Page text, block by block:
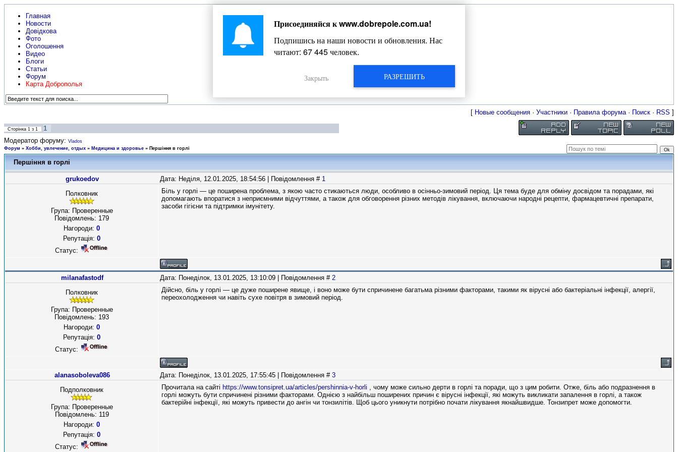
Главная
Новости
Довідкова
Фото
Оголошення
Видео
Блоги
Статьи
Форум
Карта Доброполья
Жизнь Добропольского края
[ Новые сообщения · Участники · Правила форума· Поиск · RSS ]
Сторінка 1 з 1
1
Модератор форуму: Vlados
Форум » Хобби, увлечение, отдых » Медицина и здоровье » Першіння в горлі
Першіння в горлі
grukoedov Дата: Неділя, 12.01.2025, 18:54:56 | Повідомлення # 1
Полковник
Група: Проверенные
Повідомлень: 179
Нагороди: 0
Репутація: 0
Статус:
Біль у горлі — це поширена проблема, з якою часто стикаються люди, особливо в осінньо-зимовий період. Ця тема буде для обміну досвідом та порадами, які
допомагають впоратися з неприємними відчуттями, а також для обговорення різних методів лікування, включаючи народні рецепти, фармацевтичні препарати,
засоби гігієни та підтримки імунітету.
milanafastodf Дата: Понеділок, 13.01.2025, 13:10:09 | Повідомлення # 2
Полковник
Група: Проверенные
Повідомлень: 193
Нагороди: 0
Репутація: 0
Статус:
Дійсно, біль у горлі — це дуже поширене явище, і воно може бути спричинене багатьма різними факторами, такими як вірусні або бактеріальні інфекції, алергії,
переохолодження чи навіть сухе повітря в зимовий період.
alanasoboleva086 Дата: Понеділок, 13.01.2025, 17:55:45 | Повідомлення # 3
Подполковник
Група: Проверенные
Повідомлень: 119
Нагороди: 0
Репутація: 0
Статус:
Прочитала на сайті https://www.tonsipret.ua/articles/pershinnia-v-horli , чому може сильно дерти в горлі та поради, що з цим робити. Отже, біль або подразнення в
горлі можуть бути спричинені різними факторами. Однією з найбільш поширених причин є вірусні інфекції, які можуть викликати запалення в горлі, а також
бактерійні інфекції, які можуть привести до ангін чи тонзилітів. Щоб цього уникнути потрібно почати лікування якнайшвидше. Тонзипрет може допомогти.
Присоединяйся кwww.dobrepole.com.ua!
Подпишись на наши новости и обновления. Нас
читают: 67 445человек.
РАЗРЕШИТЬ
Закрыть